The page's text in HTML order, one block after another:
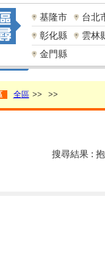
基隆市 台北
彰化縣
雲林
金門縣
全區 >> >>
搜尋結果 :